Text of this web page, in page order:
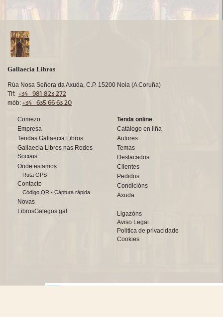
Gallaecia Libros
Rúa Nosa Señora da Axuda, C.P. 15200 Noia (A Coruña)
Tlf: +34 981 823 272
mób: +34 635 66 63 20
Comezo
Empresa
Tendas Gallaecia Libros
Gallaecia Libros nas Redes
Sociais
Onde estamos
Ruta GPS
Contacto
Código QR - Cáptura rápida
Novas
LibrosGalegos.gal
Tenda online
Catálogo en liña
Autores
Temas
Destacados
Clientes
Pedidos
Condicións
Axuda
Ligazóns
Aviso Legal
Política de privacidade
Cookies